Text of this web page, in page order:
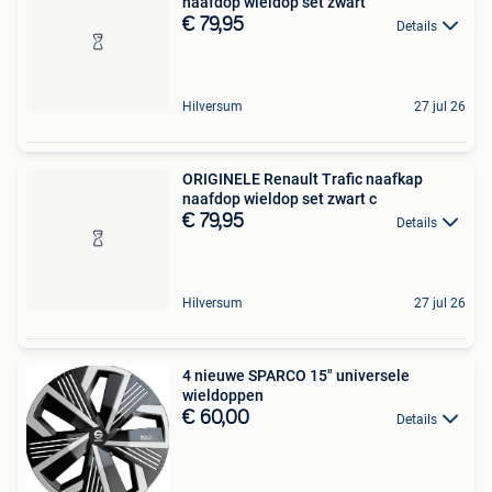
€ 79,95 Details
Hilversum 27 jul 26
ORIGINELE Renault Trafic naafkap
naafdop wieldop set zwart c
€ 79,95 Details
Hilversum 27 jul 26
4 nieuwe SPARCO 15" universele
wieldoppen
€ 60,00 Details